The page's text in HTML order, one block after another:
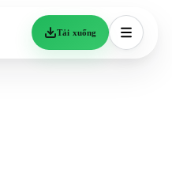
Tải xuống